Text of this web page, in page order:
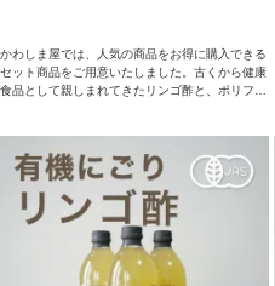
かわしま屋では、人気の商品をお得に購入できる
セット商品をご用意いたしました。古くから健康
食品として親しまれてきたリンゴ酢と、ポリフェ